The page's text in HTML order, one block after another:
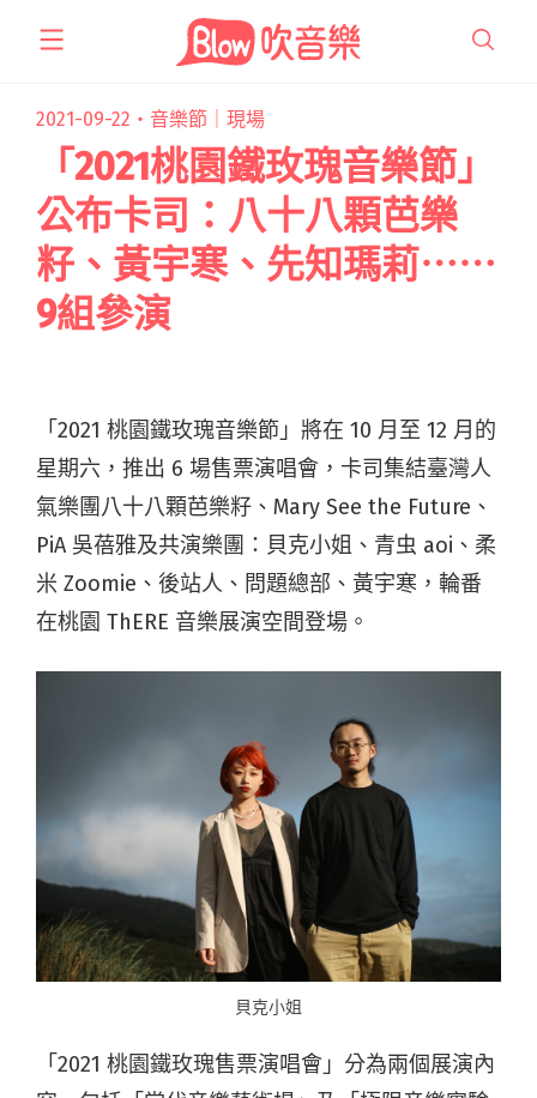
2021-09-22・ 音樂節｜現場
「2021桃園鐵玫瑰音樂節」
公布卡司：八十八顆芭樂
籽、黃宇寒、先知瑪莉⋯⋯
9組參演
「2021 桃園鐵玫瑰音樂節」將在 10 月至 12 月的
星期六，推出 6 場售票演唱會，卡司集結臺灣人
氣樂團八十八顆芭樂籽、Mary See the Future、
PiA 吳蓓雅及共演樂團：貝克小姐、青虫 aoi、柔
米 Zoomie、後站人、問題總部、黃宇寒，輪番
在桃園 ThERE 音樂展演空間登場。
貝克小姐
「2021 桃園鐵玫瑰售票演唱會」分為兩個展演內